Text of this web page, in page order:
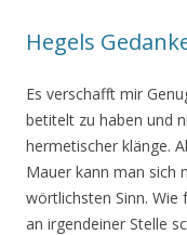
Hegels
Es verschafft mir
betitelt zu haben und
hermetischer klänge.
Mauer kann man sich
wörtlichsten Sinn. Wie
an irgendeiner Stelle